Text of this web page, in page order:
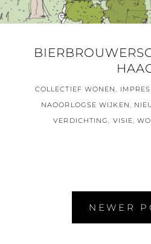
COLLECTIEF WONEN,
NAOORLOGSE WIJKEN,
VERDICHTING, VISIE,
navigationNEWER